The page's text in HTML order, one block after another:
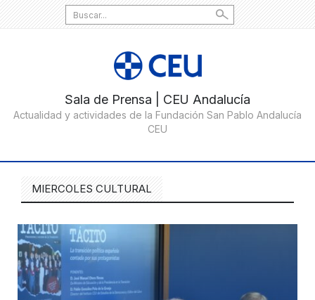
Search
for:
MIERCOLES CULTURAL